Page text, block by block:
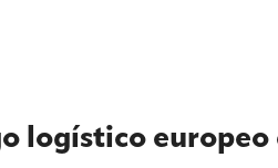
logístico europeo